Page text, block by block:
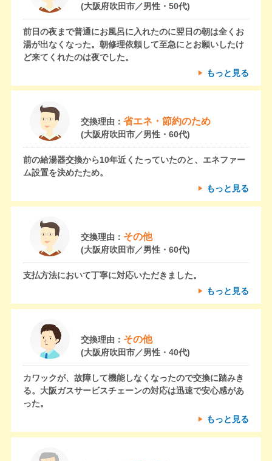
(大阪府吹田市／男性・50代)
前日の夜まで普通にお風呂に入れたのに翌日の朝は全くお
湯が出なくなった。朝修理依頼して至急にとお願いしたけ
ど来てくれたのは夜でした。
もっと見る
交換理由： 省エネ・節約のため
(大阪府吹田市／男性・60代)
前の給湯器交換から10年近くたっていたのと、エネファー
ム設置を決めたため。
もっと見る
交換理由： その他
(大阪府吹田市／男性・60代)
支払方法において丁寧に対応いただきました。
もっと見る
交換理由： その他
(大阪府吹田市／男性・40代)
カワックが、故障して機能しなくなったので交換に踏みき
る。大阪ガスサービスチェーンの対応は迅速で安心感があ
った。
もっと見る